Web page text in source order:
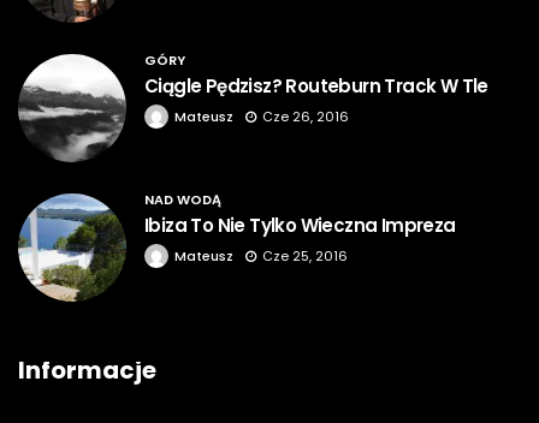
GÓRY
Ciągle Pędzisz? Routeburn Track W Tle
Mateusz Cze 26, 2016
NAD WODĄ
Ibiza To Nie Tylko Wieczna Impreza
Mateusz Cze 25, 2016
Informacje